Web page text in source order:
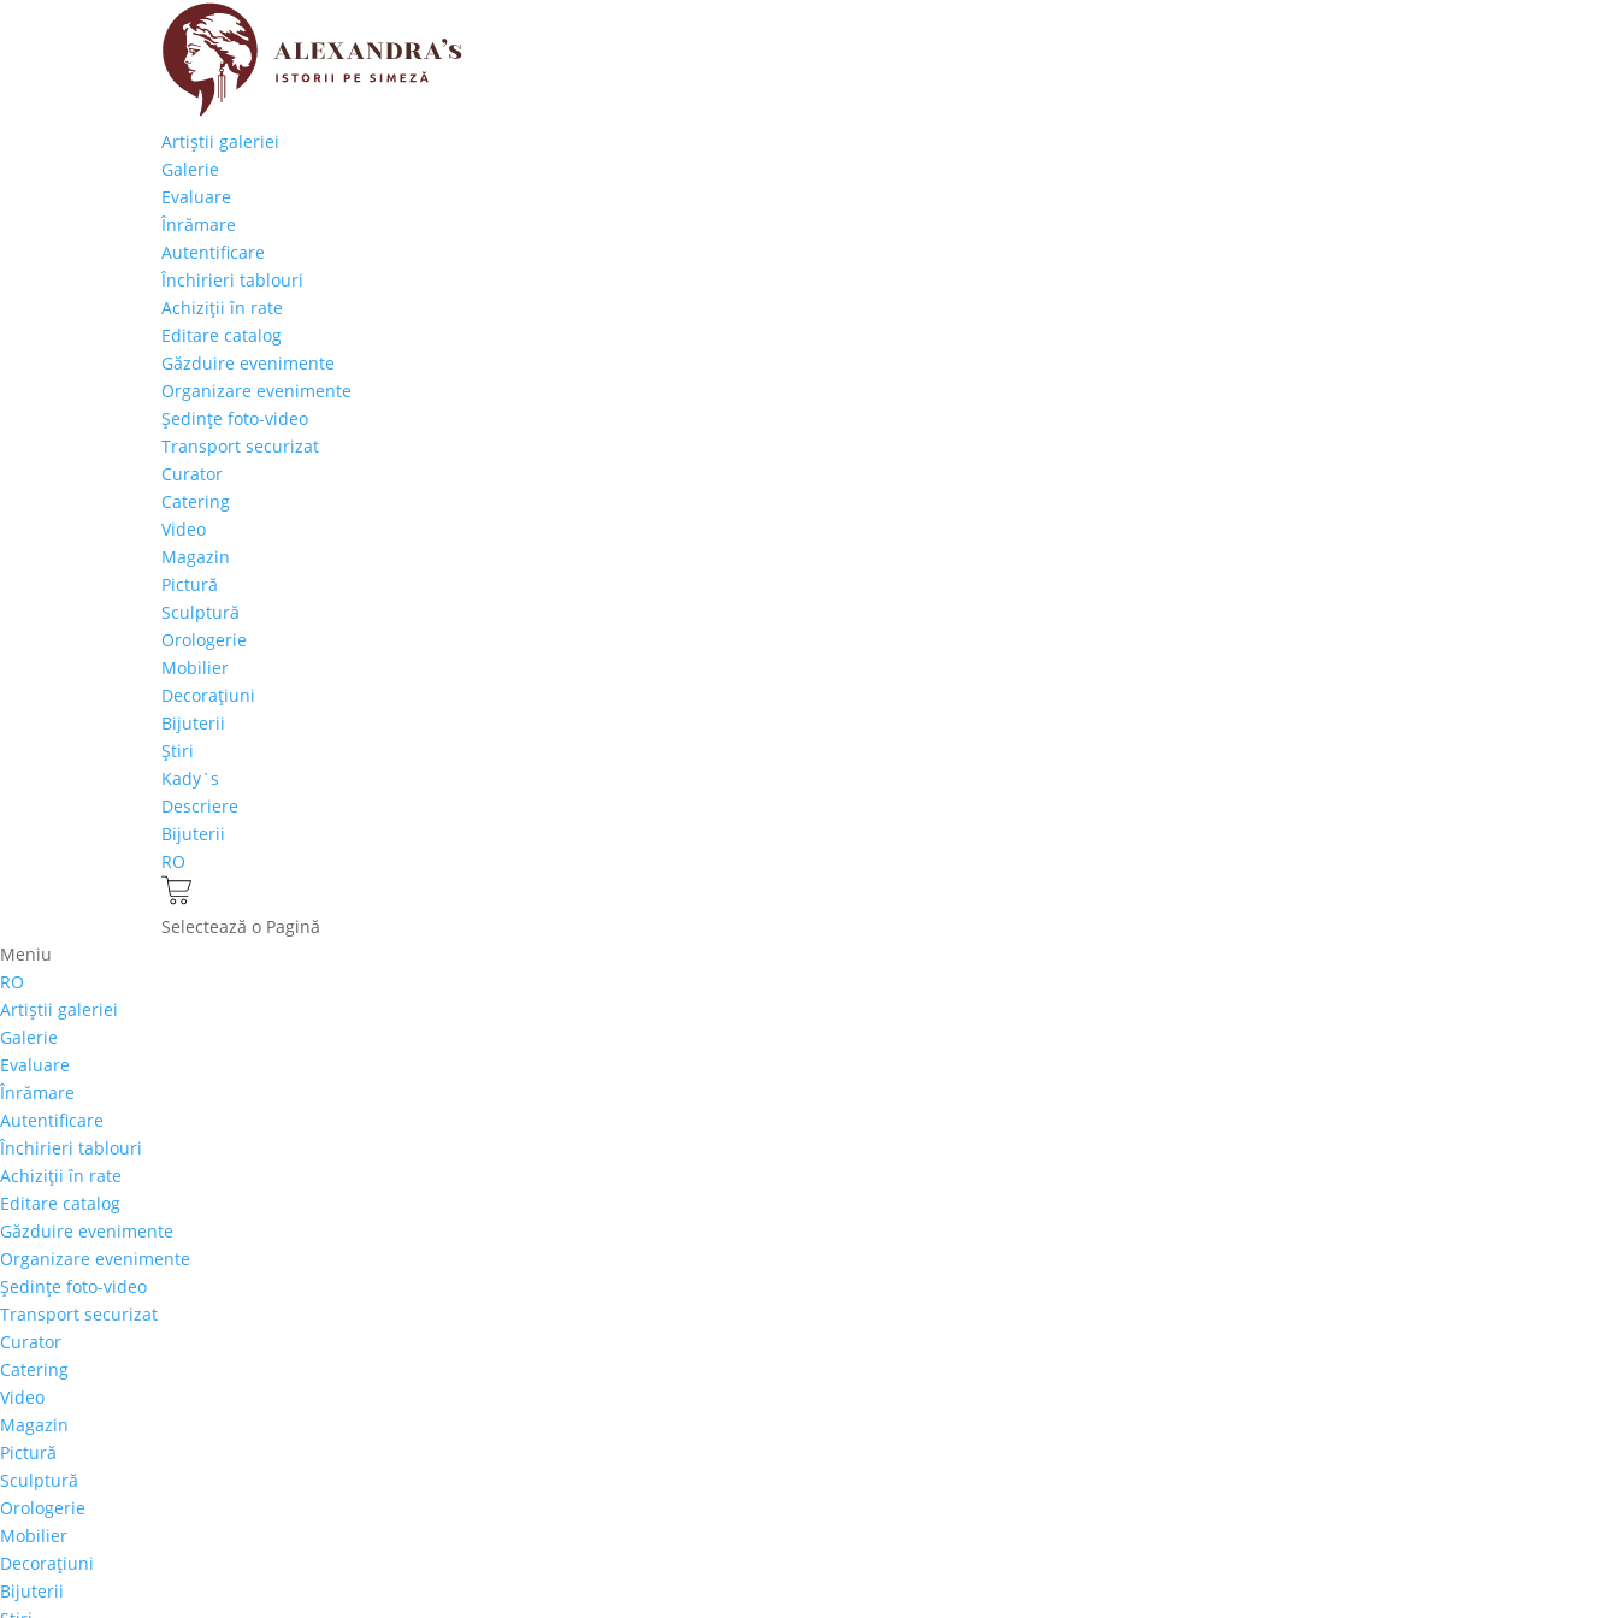
Artiştii galeriei
Galerie
Evaluare
Înrămare
Autentificare
Închirieri tablouri
Achiziţii în rate
Editare catalog
Găzduire evenimente
Organizare evenimente
Şedinţe foto-video
Transport securizat
Curator
Catering
Video
Magazin
Pictură
Sculptură
Orologerie
Mobilier
Decoraţiuni
Bijuterii
Ştiri
Kady`s
Descriere
Bijuterii
RO
Selectează o Pagină
Meniu
RO
Artiştii galeriei
Galerie
Evaluare
Înrămare
Autentificare
Închirieri tablouri
Achiziţii în rate
Editare catalog
Găzduire evenimente
Organizare evenimente
Şedinţe foto-video
Transport securizat
Curator
Catering
Video
Magazin
Pictură
Sculptură
Orologerie
Mobilier
Decoraţiuni
Bijuterii